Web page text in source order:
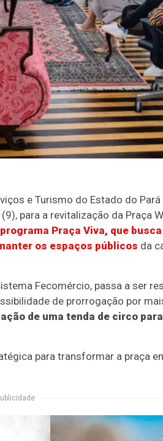
e Turismo do Estado do
para a revitalização da Praça
programa Praça Viva, que
os espaços públicos da
Fecomércio, passa a ser
de prorrogação por
de uma tenda de circo
para transformar a praça